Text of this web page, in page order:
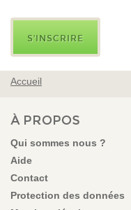
Le présent Site Web a
d'utilisation décrites ci-
Job.nc. Tout litige portant
Droits de propriété
mentions contraires.
Pour les candidats Job
Mission d’Insertion des
En acceptant les
offres d’emploi
VOUS ÊTES ICI
Accueil
À PROPOS
Qui sommes nous ?
Aide
Contact
Protection des données